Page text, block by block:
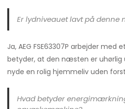
Er lydniveauet lavt på denne
Ja, AEG FSE63307P arbejder med
betyder, at den næsten er uhørlig
nyde en rolig hjemmeliv uden
Hvad betyder